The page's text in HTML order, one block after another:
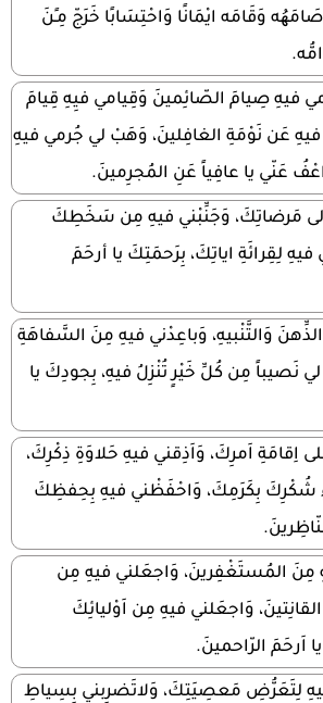
وَقَامَه ايْمَانًا وَاحْتِسَابًا خَرَجّ مِـٍنَ
فيهِ صِيامَ الصّائِمينَ وَقِيامي فيِهِ قِيامَ
فيهِ عَن نَوْمَةِ الغافِلينَ، وَهَبْ لي جُرمي فيهِ
عَنّي يا عافِياً عَنِ المُجرِمينَ.
اِلى مَرضاتِكَ، وَجَنِّبْني فيهِ مِن سَخَطِكَ
لِقِرائَةِ اياتِكَ، بِرَحمَتِكَ يا أرحَمَ
وَالتَّنْبيهِ، وَباعِدْني فيهِ مِنَ السَّفاهَةِ
نَصيباً مِن كُلِّ خَيْرٍ تُنْزِلُ فيهِ، بِجودِكَ يا
اِقامَةِ اَمرِكَ، وَاَذِقني فيهِ حَلاوَةِ ذِكْرِكَ،
شُكْرِكَ بِكَرَمِكَ، وَاحْفَظْني فيهِ بِحِفظِكَ
مِنَ المُستَغْفِرينَ، وَاجعَلني فيهِ مِن
وَاجعَلني فيهِ مِن اَوْليائِكَ
اَرحَمَ الرّاحمينَ.
فيهِ لِتَعَرُّضِ مَعصِيَتِكَ، وَلاتَضرِبني بِسِياطِ